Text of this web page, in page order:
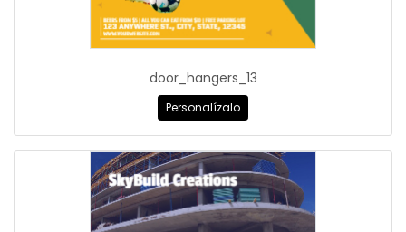
door_hangers_13
Personalízalo